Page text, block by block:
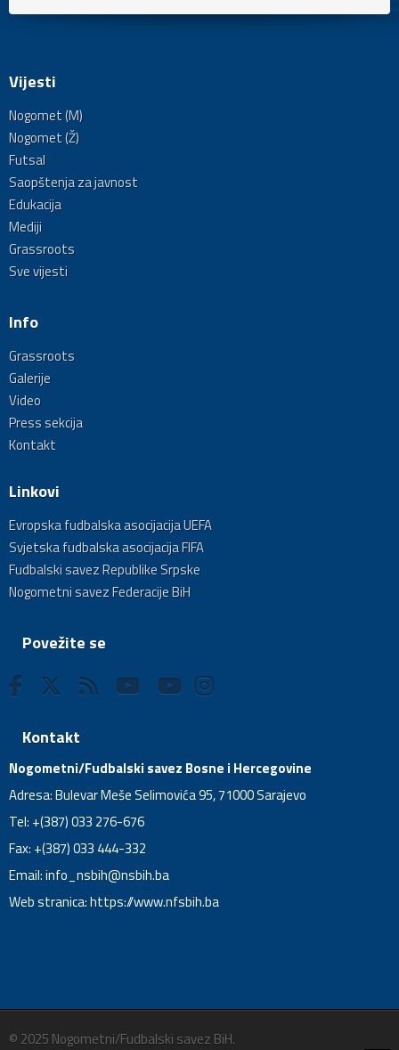
Vijesti
Nogomet (M)
Nogomet (Ž)
Futsal
Saopštenja za javnost
Edukacija
Mediji
Grassroots
Sve vijesti
Info
Grassroots
Galerije
Video
Press sekcija
Kontakt
Linkovi
Evropska fudbalska asocijacija UEFA
Svjetska fudbalska asocijacija FIFA
Fudbalski savez Republike Srpske
Nogometni savez Federacije BiH
Povežite se
Kontakt
Nogometni/Fudbalski savez Bosne i Hercegovine
Adresa: Bulevar Meše Selimovića 95, 71000 Sarajevo
Tel: +(387) 033 276-676
Fax: +(387) 033 444-332
Email:info_nsbih@nsbih.ba
Web stranica: https://www.nfsbih.ba
© 2025 Nogometni/Fudbalski savez BiH.